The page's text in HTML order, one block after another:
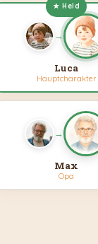
★ Held
→
Luca
Hauptcharakter
→
Max
Opa